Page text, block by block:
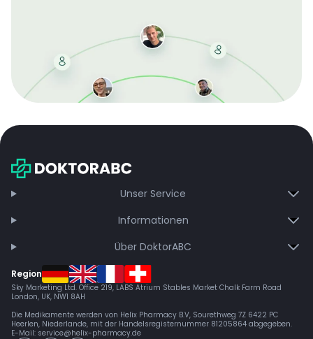
bei jeder Bestellung, erhalten schnelle Lieferung und
Unser Service
Informationen
Über DoktorABC
Region
Sky Marketing Ltd. Office 219, LABS Atrium Stables Market Chalk Farm Road
London, UK, NW1 8AH
Die Medikamente werden von Helix Pharmacy B.V, Sourethweg 7Z 6422 PC
Heerlen, Niederlande, mit der Handelsregisternummer 81205864 abgegeben.
E-Mail: service@helix-pharmacy.de